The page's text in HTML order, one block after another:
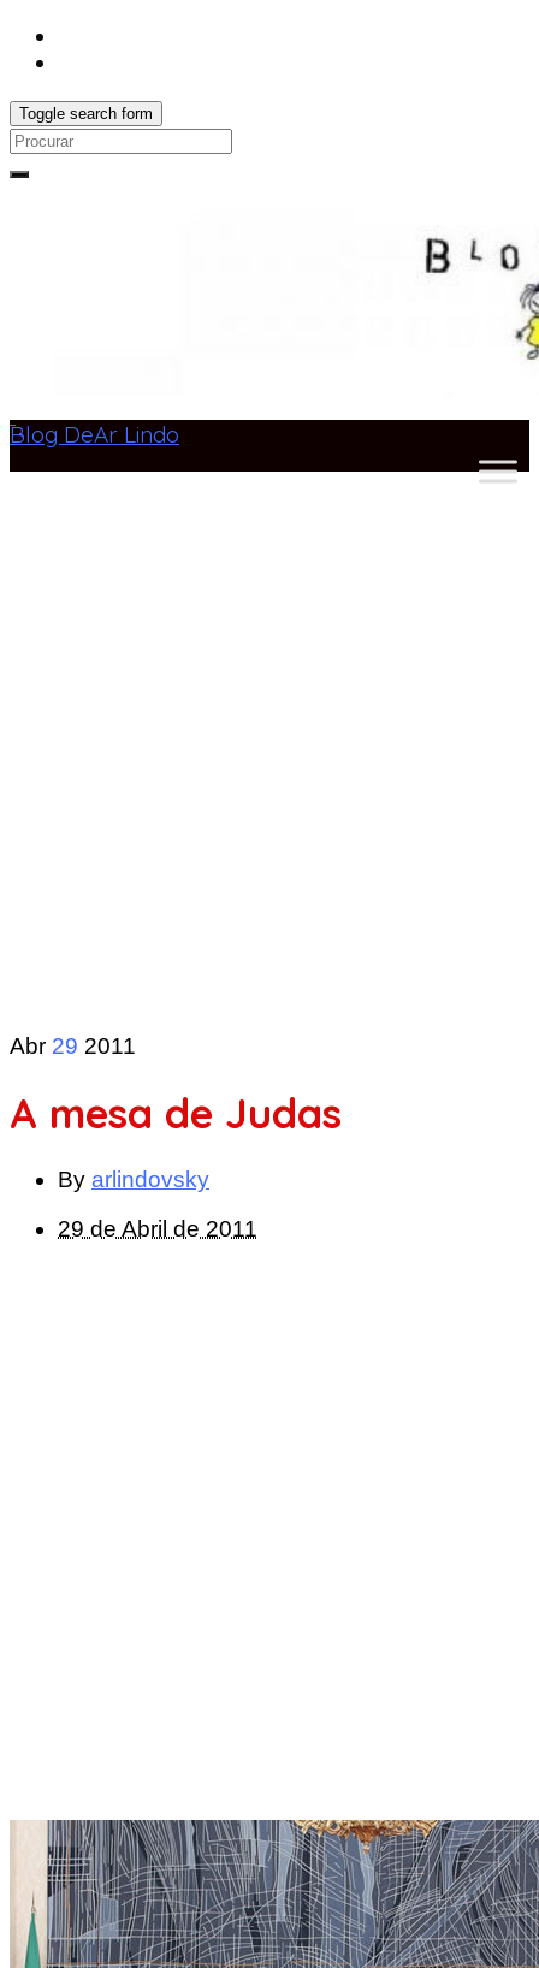
Toggle search form
Search
Blog DeAr Lindo
Abr 29 2011
A mesa de Judas
By arlindovsky
29 de Abril de 2011